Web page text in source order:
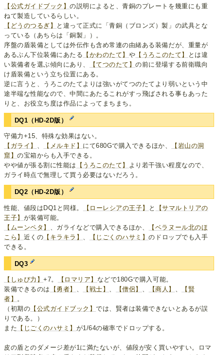
【公式ガイドブック】の説明によると、青銅のプレートを幾重にも重
ねて製造しているらしい。
【どうのつるぎ】
と違って正式に「青銅（ブロンズ）製」の武具とな
っている（あちらは「銅製」）。
序盤の盾装備としては外伝作も含め常連の由緒ある装備だが、重量が
あるぶん下位装備にあたる 【かわのたて】 や 【うろこのたて】
とは違
い装備者を選ぶ傾向にあり、
【てつのたて】の前に登場する前衛職向
け盾装備という立ち位置にある。
逆に言うと、うろこのたてよりは強いがてつのたてより弱いという中
途半端な性能なので、中間にあたるこれがすっ飛ばされる事もあった
りと、お役立ち度は作品によってまちまち。
DQ1（HD-2D版）
守備力+15、特殊な効果はない。
【ガライ】 、 【メルキド】 にて680Gで購入できるほか、
【岩山の洞
窟】の宝箱からも入手できる。
やや値が張る割に性能は
【うろこのたて】 より若干強い程度なので、
ガライ時点で無理して買う必要はないだろう。
DQ2（HD-2D版）
性能、値段はDQ1と同様。 【ローレシアの王子】 と
【サマルトリアの
王子】 が装備可能。
【ムーンペタ】
、ガライなどで購入できるほか、
【ベラヌール北のほ
こら】 近くの 【キラキラ】 【じごくのハサミ】のドロップでも入手
できる。
DQ3
【しゅび力】+7。 【ロマリア】 などで180Gで購入可能。
装備できるのは
【勇者】 、 【戦士】 、 【僧侶】 、 【商人】 、
【賢
者】 。
（初期の 【公式ガイドブック】では、賢者は装備できないとあるが誤
りである。）
また 【じごくのハサミ】 が1/64の確率でドロップする。
皮の盾とのダメージ差が1に満たないが、値段が安く買いやすい。ロマ